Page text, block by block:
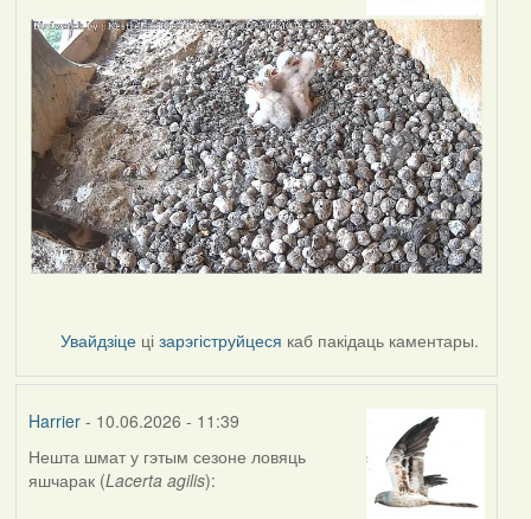
Увайдзіце цізарэгіструйцеся каб пакідаць каментары.
Harrier- 10.06.2026 - 11:39
Нешта шмат у гэтым сезоне ловяць
яшчарак (Lacerta agilis):